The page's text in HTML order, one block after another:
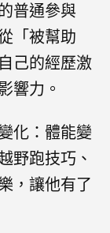
普通參與
「被幫助
己的經歷激
響力。
化：體能變
野跑技巧、
，讓他有了